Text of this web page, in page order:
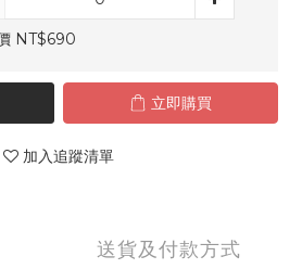
NT$690
立即購買
加入追蹤清單
送貨及付款方式